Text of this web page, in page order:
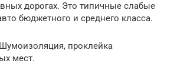
дорогах. Это типичные слабые
бюджетного и среднего класса.
проклейка
мест.